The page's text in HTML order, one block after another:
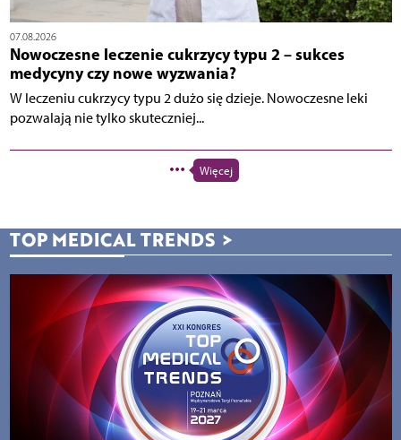
07.08.2026
Nowoczesne leczenie cukrzycy typu 2 – sukces
medycyny czy nowe wyzwania?
W leczeniu cukrzycy typu 2 dużo się dzieje. Nowoczesne leki
pozwalają nie tylko skuteczniej...
Więcej
TOP MEDICAL TRENDS >